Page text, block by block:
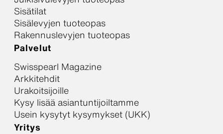
Sisätilat
Sisälevyjen tuoteopas
Rakennuslevyjen tuoteopas
Palvelut
Swisspearl Magazine
Arkkitehdit
Urakoitsijoille
Kysy lisää asiantuntijoiltamme
Usein kysytyt kysymykset (UKK)
Yritys